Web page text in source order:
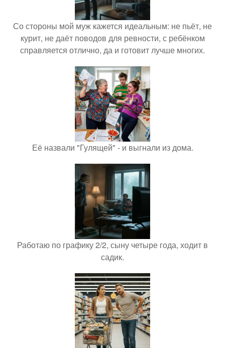
Со стороны мой муж кажется идеальным: не пьёт, не
курит, не даёт поводов для ревности, с ребёнком
справляется отлично, да и готовит лучше многих.
Её назвали "Гулящей" - и выгнали из дома.
Работаю по графику 2/2, сыну четыре года, ходит в
садик.